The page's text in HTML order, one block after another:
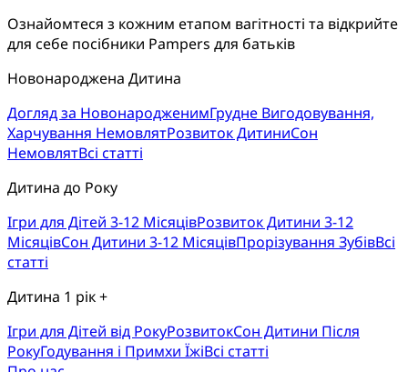
Ознайомтеся з кожним етапом вагітності та відкрийте
для себе посібники Pampers для батьків
Новонароджена Дитина
Догляд за НовонародженимГрудне Вигодовування,
Харчування НемовлятРозвиток ДитиниСон
НемовлятВсі статті
Дитина до Року
Ігри для Дітей 3-12 МісяцівРозвиток Дитини 3-12
МісяцівСон Дитини 3-12 МісяцівПрорізування ЗубівВсі
статті
Дитина 1 рік +
Ігри для Дітей від РокуРозвитокCон Дитини Після
РокуГодування і Примхи ЇжіВсі статті